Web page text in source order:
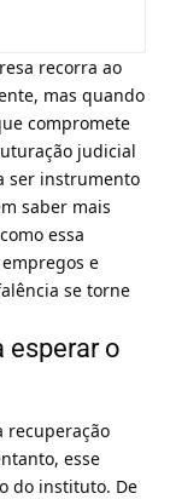
recorra ao
mas quando
compromete
judicial
ser instrumento
saber mais
essa
e
se torne
esperar o
recuperação
esse
do instituto. De